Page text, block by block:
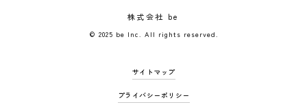
株式会社 be
© 2025 be Inc. All rights reserved.
サイトマップ
プライバシーポリシー